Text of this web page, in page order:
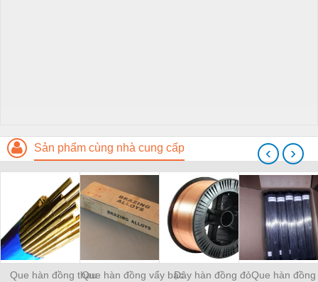
Sản phẩm cùng nhà cung cấp
Que hàn đồng thauQue hàn đồng vẩy bạcDây hàn đồng đỏQue hàn
‹ ›